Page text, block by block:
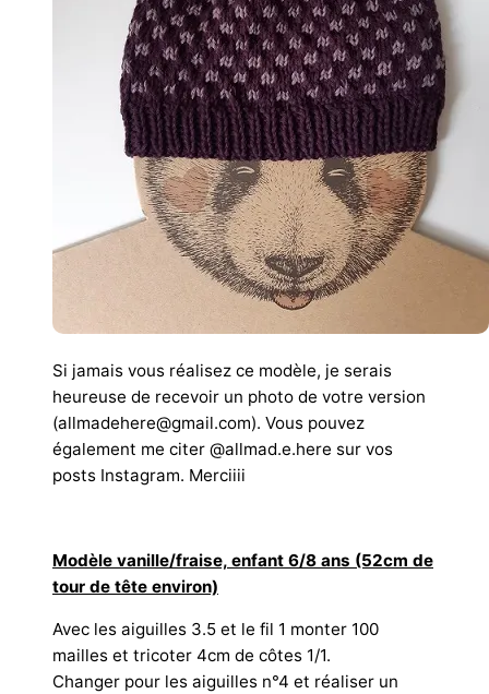
Si jamais vous réalisez ce modèle, je serais
heureuse de recevoir un photo de votre version
(allmadehere@gmail.com). Vous pouvez
également me citer @allmad.e.here sur vos
posts Instagram. Merciiii
Modèle vanille/fraise, enfant 6/8 ans (52cm de
tour de tête environ)
Avec les aiguilles 3.5 et le fil 1 monter 100
mailles et tricoter 4cm de côtes 1/1.
Changer pour les aiguilles n°4 et réaliser un